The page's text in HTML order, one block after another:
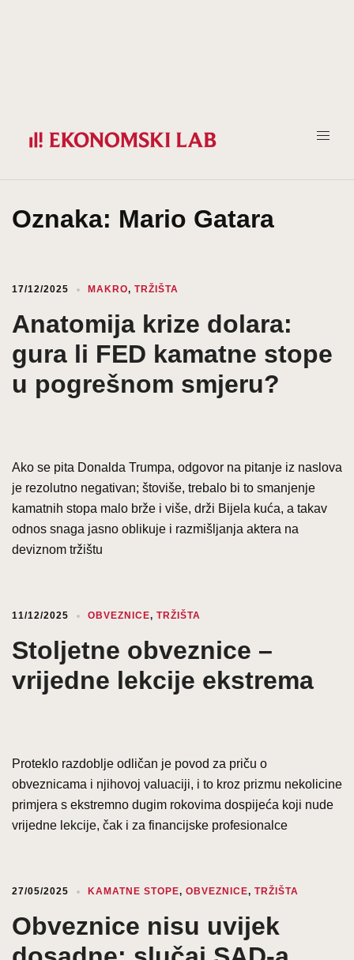
Oznaka: Mario Gatara
17/12/2025 MAKRO, TRŽIŠTA
Anatomija krize dolara:
gura li FED kamatne stope
u pogrešnom smjeru?
Ako se pita Donalda Trumpa, odgovor na pitanje iz naslova
je rezolutno negativan; štoviše, trebalo bi to smanjenje
kamatnih stopa malo brže i više, drži Bijela kuća, a takav
odnos snaga jasno oblikuje i razmišljanja aktera na
deviznom tržištu
11/12/2025 OBVEZNICE, TRŽIŠTA
Stoljetne obveznice –
vrijedne lekcije ekstrema
Proteklo razdoblje odličan je povod za priču o
obveznicama i njihovoj valuaciji, i to kroz prizmu nekolicine
primjera s ekstremno dugim rokovima dospijeća koji nude
vrijedne lekcije, čak i za financijske profesionalce
27/05/2025 KAMATNE STOPE, OBVEZNICE, TRŽIŠTA
Obveznice nisu uvijek